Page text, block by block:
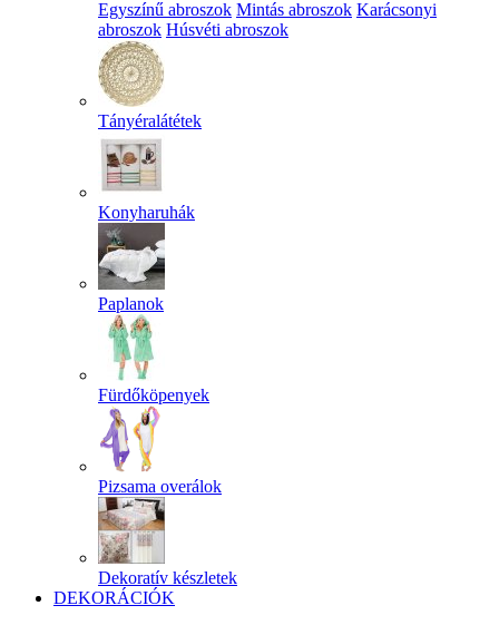
Egyszínű abroszok Mintás abroszok Karácsonyi
abroszok Húsvéti abroszok
Tányéralátétek
Konyharuhák
Paplanok
Fürdőköpenyek
Pizsama overálok
Dekoratív készletek
DEKORÁCIÓK